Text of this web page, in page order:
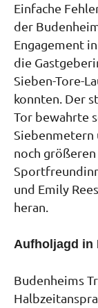
Einfache
der
Engagement
die
Sieben-Tore-
konnten. Der
Tor bewahrte
Siebenmetern
noch größeren
und Emily
heran.
Aufholjagd in
Budenheims